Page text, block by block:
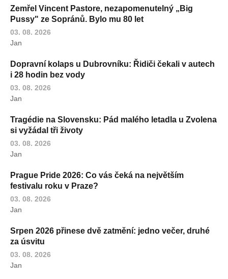
Zemřel Vincent Pastore, nezapomenutelný „Big
Pussy" ze Sopránů. Bylo mu 80 let
03. 08. 2026
Jan
Dopravní kolaps u Dubrovníku: Řidiči čekali v autech
i 28 hodin bez vody
03. 08. 2026
Jan
Tragédie na Slovensku: Pád malého letadla u Zvolena
si vyžádal tři životy
03. 08. 2026
Jan
Prague Pride 2026: Co vás čeká na největším
festivalu roku v Praze?
03. 08. 2026
Jan
Srpen 2026 přinese dvě zatmění: jedno večer, druhé
za úsvitu
03. 08. 2026
Jan